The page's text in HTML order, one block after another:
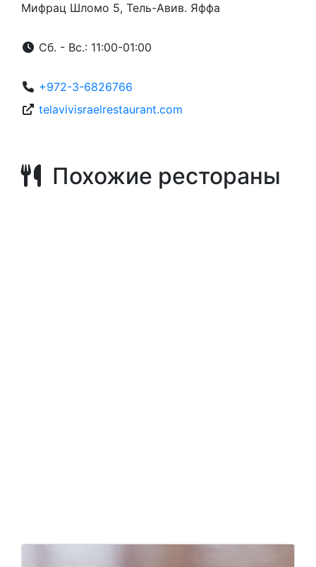
Мифрац Шломо 5, Тель-Авив. Яффа
Сб. - Вс.: 11:00-01:00
+972-3-6826766
telavivisraelrestaurant.com
Похожие рестораны